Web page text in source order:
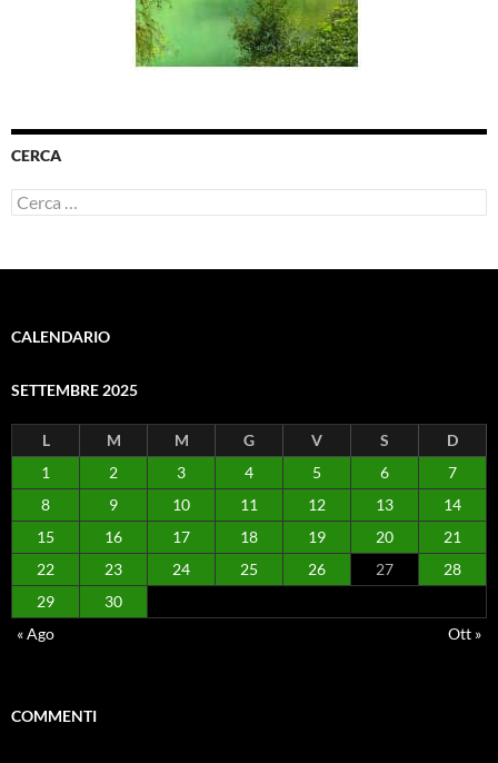
CERCA
Ricerca
per:
CALENDARIO
SETTEMBRE 2025
L M M G V S
D
1
2 3 4 5 6
7
8
9 10 11 12 13
14
15
16 17 18 19 20
21
22
23 24 25 26 27
28
29
30
« Ago
Ott »
COMMENTI